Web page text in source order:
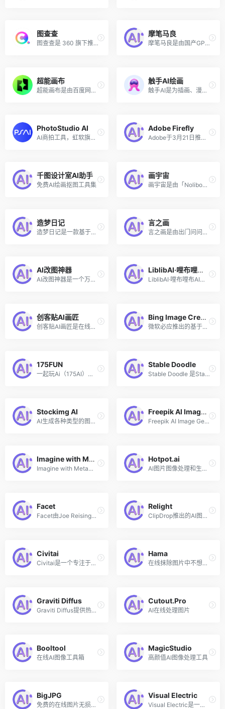
图查查
图查查是 360 旗下推出的一站式图片服务平台，在AI技术的驱动下，可以帮助用户轻松搞定作图，提供图片版权查询、高清版权图库、图片智能抠图、图片智能消除笔、图片无损放大、文章智能配图等功能。
摩笔马良
摩笔马良是由国产GPU芯片初创公司摩尔线程推出的一款人工智能图像生成和绘画创作工具，能够根据用户输入的文本描述自动创作出符合主题和风格的图片。该文生图工具支持中英双语提示词，提供多种风格选择。
超能画布
超能画布是由百度网盘推出的一款一站式人像摄影AI创意图像写真平台工具，利用百度自研的图像处理大模型和智能人脸融合算法，允许用户通过上传一张照片并输入简短的文字指令，快速生成具有专业质感的AI写真。
触手AI绘画
触手AI是为插画、漫画、设计等用户打造的国产AI绘画创作平台，并已通过国内第二批深度合成服务算法备案。支持文生图、图生图、参考生图、lora在线模型训练、海量模型可使用。
PhotoStudio AI
AI商拍工具，虹软旗下推出
Adobe Firefly
Adobe于3月21日推出了名为Adobe Firefly的创意生成AI模型，类似于DALL-E或Midjourney，可以仅使用文本提示即可按需生成图像。Adobe 表示，该模型仅针对获得许可或不受版权保护的内容进行训练，而不是来自互联网艺术家的作品。
千图设计室AI助手
免费AI绘画抠图工具集
画宇宙
画宇宙是由「Nolibox 计算美学」推出的人工智能AI作画网站，该平台集成全球新兴的 AIGC 技术，赋予用户随心所欲、自然流畅、高能硬核的AI创作力量，致力于——让每个人都能享受无限的 AIGC 创作乐趣与创作成就。
造梦日记
造梦日记是一款基于AI算法、输入文字或图片即可生成高质量图片的平台，由西湖大学深度学习实验室和西湖心辰联合出品，超强算力，超快出图，目前支持微信小程序和网页端等。
言之画
言之画是由出门问问推出的AI图像内容创作平台，用户只需输入一句话描述，便可以快速生成高质量商用图片素材。
AI改图神器
AI改图神器是一个万能的在线图片编辑器，无需下载，智能AI加持，一键轻松搞定繁琐的图片处理操作。
LiblibAI·哩布哩布AI
LiblibAI·哩布哩布AI是由北京奇点星宇科技推出的一个国内领先的AI图像创作平台和模型分享社区，该平台提供在线Stable Diffusion图片生成功能和海量的模型和素材库。
创客贴AI画匠
创客贴AI画匠是在线平面设计创作神器「创客贴」推出的在线AI艺术画生成工具，用户只需输入关键词，便可以生成精美的插画，CG、彩绘、国画，油画等多样的画面风格自由生成，灵活多变。
Bing Image Creator
微软必应推出的基于DALL·E的AI图像生成工具
175FUN
一起玩Ai（175AI）是一个免费的AI作品分享平台和AI绘画提示词助手，在该平台你可以发现和探索各种精美的AI图片和插画，并使用其内置的提示词词典可视化生成英文提示词。
Stable Doodle
Stable Doodle 是Stability AI（Stable Diffusion背后的公司）最新推出的将手绘草图转换成精美图像的工具，无论你是专业人士，还是绘画爱好者，都可以借助 Stable Doodle 快速将简单的手绘稿变为现实，让你从灵魂画手变身艺术大师。
Stockimg AI
AI生成各种类型的图像和插画
Freepik AI Image Generator
Freepik AI Image Generator是由知名创意素材（视频、照片、插画等）网站Freepik最新推出的在线AI图片生成工具，该AI图片生成器允许用户使用文字创建独特的图像，只需要在输入框中输入文本描述，就可以得到对应艺术风格的令人惊叹的图像。
Imagine with Meta
Imagine with Meta是由Meta公司（原Facebook）推出的一款全新的可独立使用的AI图像生成器，用户只需使用自然语言进行描述即可创建和生成图像。Imagine with Meta的能力由其增强文本到图像生成模型Emu驱动，基于 11 亿张公开的 Facebook 和 Instagram 图片来训练。除开在线版外，用户也可以通过 Meta 旗下的社交通讯平台 Messenger 和 Instagram 体验该功能，可以在群聊中即时创建和共享图像。
Hotpot.ai
AI图片图像处理和生成工具
Facet
Facet由Joe Reisinger和Matt Stanton创立，是一个照片和视频编辑器，使用人工智能技术提供加速编辑图像的各项信息。该技术可以学习整个照片拍摄的图像属性，并进行批量编辑，如删除所有图像的背景。
Relight
ClipDrop推出的AI图像打光工具
Civitai
Civitai是一个专注于人工智能图像绘画艺术作品创作和分享的在线平台和社区，用户可以上传和共享他们使用自己的数据训练的自定义模型（主要基于Stable Diffusion），也可以浏览和下载其他用户创建的模型，然后利用这些模型与AI图片生成软件一起使用创建独特的艺术品。
Hama
在线抹除图片中不想要的物体
Graviti Diffus
Graviti Diffus提供热门的开源项目 Stable Diffusion WebUI 的在线服务，让你零基础快速生成图片图像。无需 GPU 与代码技能，开箱即用的 Stable Diffusion WebUI，注册即送 20 Credits
Cutout.Pro
AI在线处理图片
Booltool
在线AI图像工具箱
MagicStudio
高颜值AI图像处理工具
BigJPG
免费的在线图片无损放大工具
Visual Electric
Visual Electric是一个面向创意人员和设计师的专业的AI图像创作工具，由来自苹果、微软、Facebook、Dropbox等知名公司的前员工创立，该工具可以帮助用户将脑海中的想法和愿景转换为高质量图像。相较于其他的AI图片和绘画工具，Visual Electric提供了一个更加简洁直观易上手的操作界面和更多个性化调整的功能。